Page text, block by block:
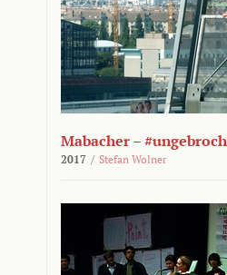
Mabacher –
2017 / Stefan Wolner